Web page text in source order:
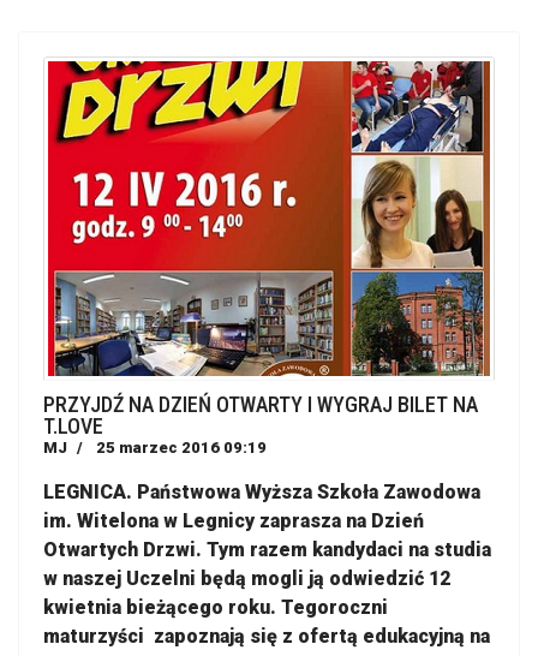
PRZYJDŹ NA DZIEŃ OTWARTY I WYGRAJ BILET NA
T.LOVE
MJ 25 marzec 2016 09:19
LEGNICA. Państwowa Wyższa Szkoła Zawodowa
im. Witelona w Legnicy zaprasza na Dzień
Otwartych Drzwi. Tym razem kandydaci na studia
w naszej Uczelni będą mogli ją odwiedzić 12
kwietnia bieżącego roku. Tegoroczni
maturzyści zapoznają się z ofertą edukacyjną na